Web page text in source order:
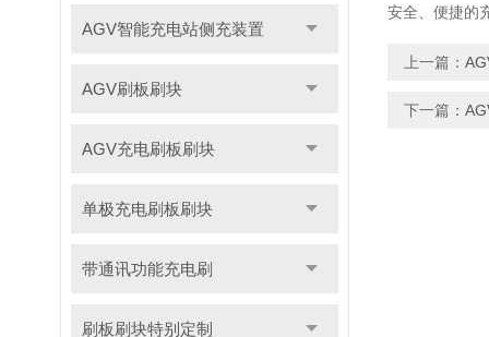
AGV智能充电站侧充装置
AGV刷板刷块
AGV充电刷板刷块
单极充电刷板刷块
带通讯功能充电刷
刷板刷块特别定制
安全、便捷的
上一篇：
下一篇：